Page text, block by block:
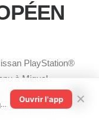
PlayStation®
à Miguel
de Lisbonne, au
extrêmement
Installez l'application pour ne rien manquer !
Ouvrir l'app ✕